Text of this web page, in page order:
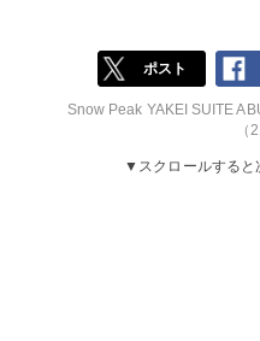
ポスト
Snow Peak YAKEI SUITE
（
▼スクロールすると